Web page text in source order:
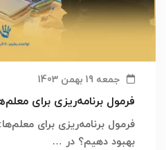
جمعه 19 بهمن 1403
فرمول برنامه‌ریزی برای
فرمول برنامه‌ریزی برای
بهبود دهیم؟ در …